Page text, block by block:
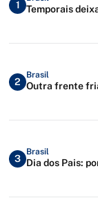
1 Temporais
2
Brasil
Outra frente
3
Brasil
Dia dos Pais: